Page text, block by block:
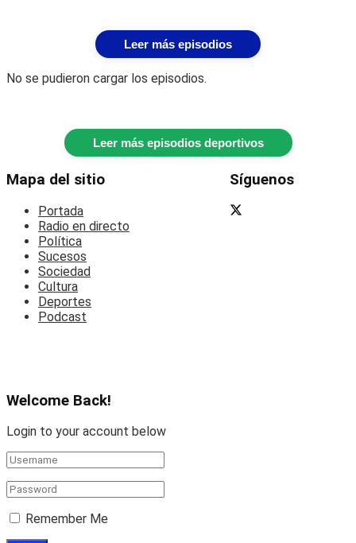
Leer más episodios
No se pudieron cargar los episodios.
Leer más episodios deportivos
Mapa del sitio
Portada
Radio en directo
Política
Sucesos
Sociedad
Cultura
Deportes
Podcast
Síguenos
Welcome Back!
Login to your account below
Remember Me